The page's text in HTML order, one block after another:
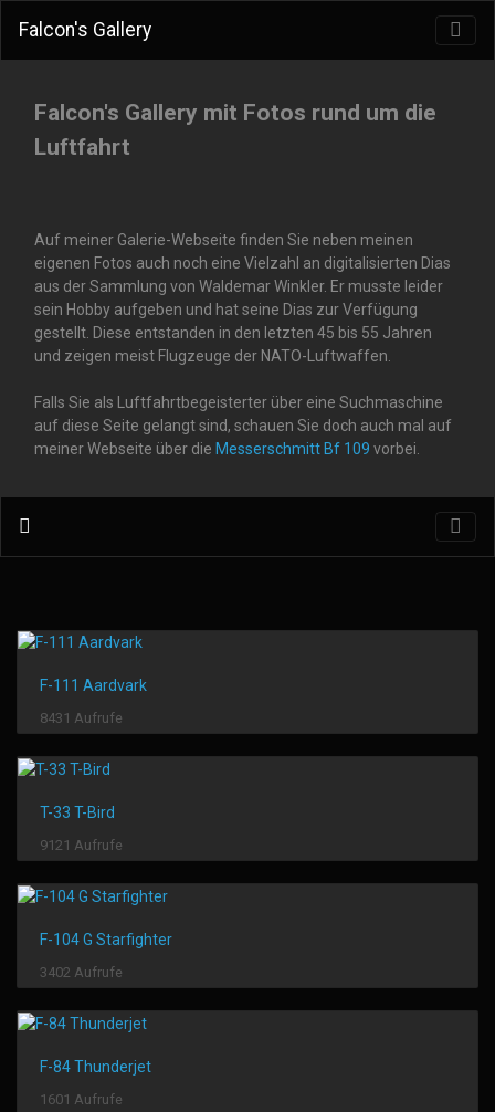
Falcon's Gallery
Falcon's Gallery mit Fotos rund um die
Luftfahrt
Auf meiner Galerie-Webseite finden Sie neben meinen
eigenen Fotos auch noch eine Vielzahl an digitalisierten Dias
aus der Sammlung von Waldemar Winkler. Er musste leider
sein Hobby aufgeben und hat seine Dias zur Verfügung
gestellt. Diese entstanden in den letzten 45 bis 55 Jahren
und zeigen meist Flugzeuge der NATO-Luftwaffen.
Falls Sie als Luftfahrtbegeisterter über eine Suchmaschine
auf diese Seite gelangt sind, schauen Sie doch auch mal auf
meiner Webseite über die Messerschmitt Bf 109 vorbei.
F-111 Aardvark
8431 Aufrufe
T-33 T-Bird
9121 Aufrufe
F-104 G Starfighter
3402 Aufrufe
F-84 Thunderjet
1601 Aufrufe